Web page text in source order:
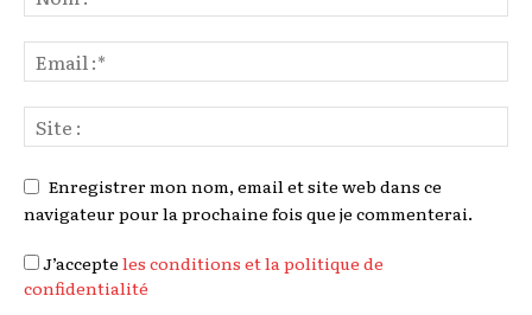
Enregistrer mon nom, email et site web dans ce
navigateur pour la prochaine fois que je commenterai.
J’accepte les conditions et la politique de
confidentialité